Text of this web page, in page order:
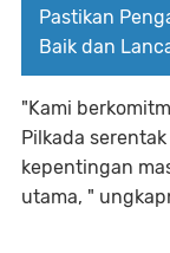
Pastikan
Baik dan
"Kami
Pilkada
kepentingan
utama, "